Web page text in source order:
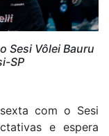
Sesi Vôlei Bauru
SP
com o Sesi
e espera